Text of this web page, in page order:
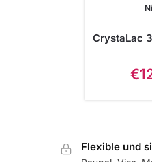
CrystaLac
€
Flexible und